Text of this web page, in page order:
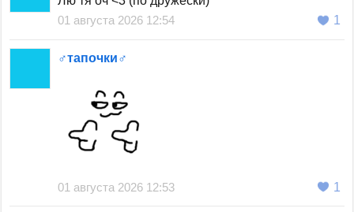
01 августа 2026 12:54
1
♂тапочки♂
01 августа 2026 12:53 1